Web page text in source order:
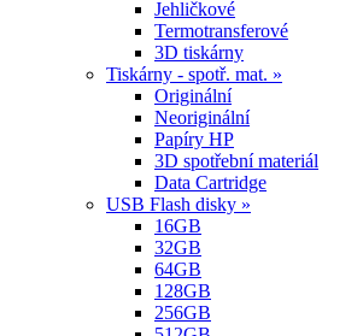
Jehličkové
Termotransferové
3D tiskárny
Tiskárny - spotř. mat. »
Originální
Neoriginální
Papíry HP
3D spotřební materiál
Data Cartridge
USB Flash disky »
16GB
32GB
64GB
128GB
256GB